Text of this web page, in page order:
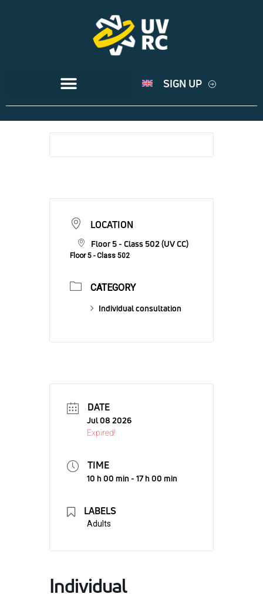
SIGN UP
LOCATION
Floor 5 - Class 502 (UV CC)
Floor 5 - Class 502
CATEGORY
Individual consultation
DATE
Jul 08 2026
Expired!
TIME
10 h 00 min - 17 h 00 min
LABELS
Adults
Individual